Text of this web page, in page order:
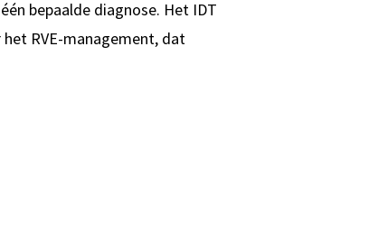
bepaalde diagnose. Het IDT
het RVE-management, dat